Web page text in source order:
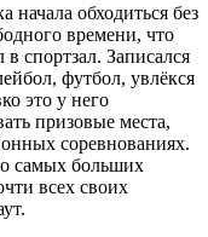
начала обходиться без
времени, что
спортзал. Записался
футбол, увлёкся
это у него
призовые места,
соревнованиях.
самых больших
всех своих